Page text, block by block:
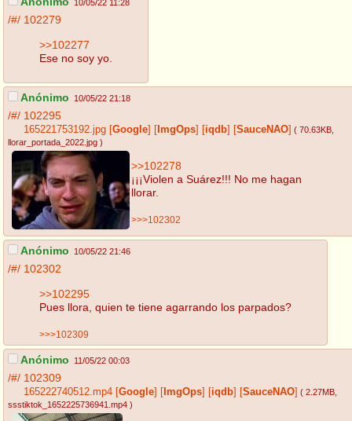
10/05/22 11:28
/#/ 102279
>>102277
Ese no soy yo.
Anónimo 10/05/22 21:18
/#/ 102295
165221753192.jpg Google ImgOps iqdb SauceNAO ( 70.63KB
llorar_portada_2022.jpg )
>>102278
¡¡¡Violen a Suárez!!! No me hagan
llorar.
>>>102302
Anónimo 10/05/22 21:46
/#/ 102302
>>102295
Pues llora, quien te tiene agarrando los parpados?
>>>102309
Anónimo 11/05/22 00:03
/#/ 102309
165222740512.mp4 Google ImgOps iqdb SauceNAO ( 2.27MB
ssstiktok_1652225736941.mp4 )